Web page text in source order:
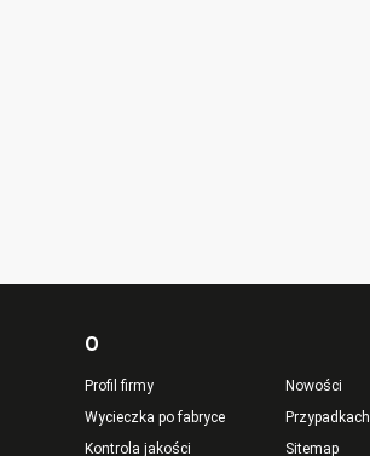
O
Profil firmy
Wycieczka po fabryce
Kontrola jakości
Nowości
Przypadkach
Sitemap